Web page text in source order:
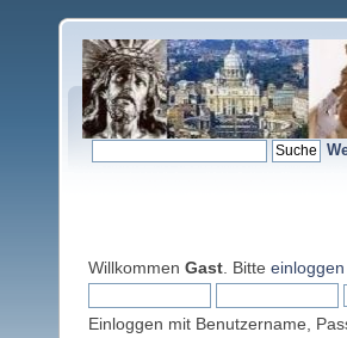
Willkommen Gast . Bitte einloggen
Einloggen mit Benutzername,